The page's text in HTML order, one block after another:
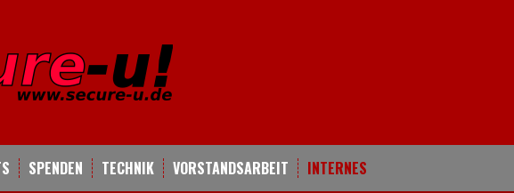
SPENDEN TECHNIK VORSTANDSARBEIT INTERNES